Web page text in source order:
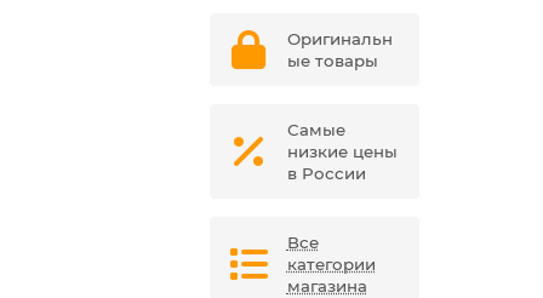
Оригинальн
ые товары
Самые
низкие цены
в России
Все
категории
магазина